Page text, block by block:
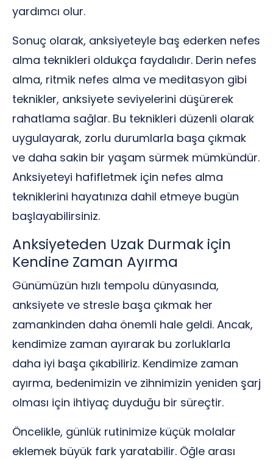
yardımcı olur.
Sonuç olarak, anksiyeteyle baş ederken nefes
alma teknikleri oldukça faydalıdır. Derin nefes
alma, ritmik nefes alma ve meditasyon gibi
teknikler, anksiyete seviyelerini düşürerek
rahatlama sağlar. Bu teknikleri düzenli olarak
uygulayarak, zorlu durumlarla başa çıkmak
ve daha sakin bir yaşam sürmek mümkündür.
Anksiyeteyi hafifletmek için nefes alma
tekniklerini hayatınıza dahil etmeye bugün
başlayabilirsiniz.
Anksiyeteden Uzak Durmak için
Kendine Zaman Ayırma
Günümüzün hızlı tempolu dünyasında,
anksiyete ve stresle başa çıkmak her
zamankinden daha önemli hale geldi. Ancak,
kendimize zaman ayırarak bu zorluklarla
daha iyi başa çıkabiliriz. Kendimize zaman
ayırma, bedenimizin ve zihnimizin yeniden şarj
olması için ihtiyaç duyduğu bir süreçtir.
Öncelikle, günlük rutinimize küçük molalar
eklemek büyük fark yaratabilir. Öğle arası